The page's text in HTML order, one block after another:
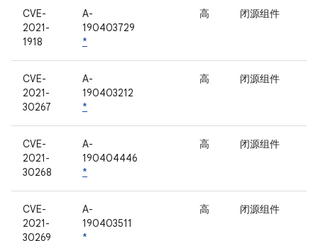
CVE-
2021-
1918
A-
190403729
*
高 闭源组件
CVE-
2021-
30267
A-
190403212
*
高 闭源组件
CVE-
2021-
30268
A-
190404446
*
高 闭源组件
CVE-
2021-
30269
A-
190403511
*
高 闭源组件